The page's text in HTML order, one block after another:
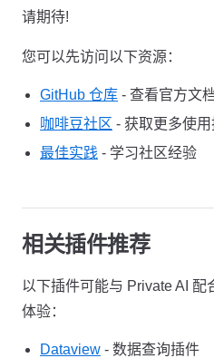
请期待!
您可以先访问以下资源：
GitHub 仓库 - 查看官方文
咖啡豆社区 - 获取更多使用
最佳实践 - 学习社区经验
相关插件推荐
以下插件可能与 Private AI
体验：
Dataview - 数据查询插件